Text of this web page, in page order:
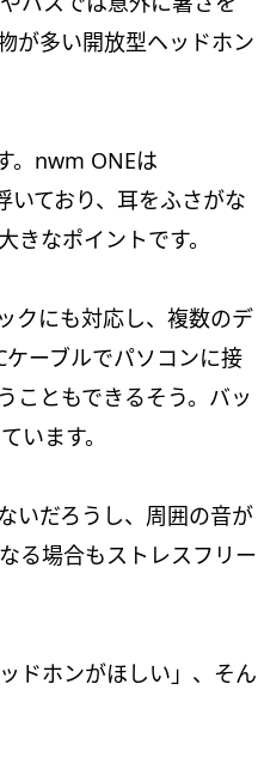
が多い開放型ヘッドホン
。nwm ONEは
ており、耳をふさがな
なポイントです。
クにも対応し、複数のデ
ーブルでパソコンに接
こともできるそう。バッ
います。
いだろうし、周囲の音が
る場合もストレスフリー
ドホンがほしい」、そん